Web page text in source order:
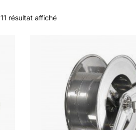
11 résultat affiché